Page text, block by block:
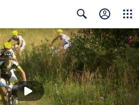
Search Close